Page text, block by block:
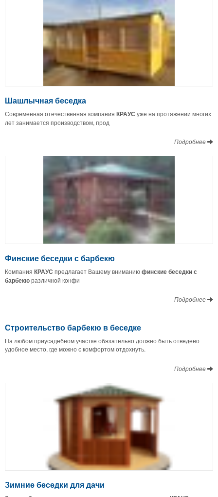
Шашлычная беседка
Современная отечественная компания КРАУС уже на протяжении многих
лет занимается производством, прод
Подробнее
Финские беседки с барбекю
Компания КРАУС предлагает Вашему вниманиюфинские беседки с
барбекюразличной конфи
Подробнее
Строительство барбекю в беседке
На любом приусадебном участке обязательно должно быть отведено
удобное место, где можно с комфортом отдохнуть.
Подробнее
Зимние беседки для дачи